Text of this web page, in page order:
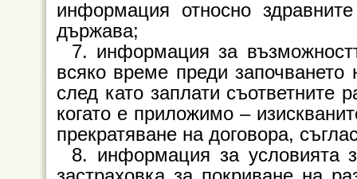
информация относно
държава;
7. информация за
всяко време преди започването
след като заплати съответните
когато е приложимо –
прекратяване на договора,
8. информация за условията